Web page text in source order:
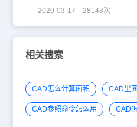
2020-03-17 28148次
相关搜索
CAD怎么计算面积 CAD里
CAD参照命令怎么用 CAD